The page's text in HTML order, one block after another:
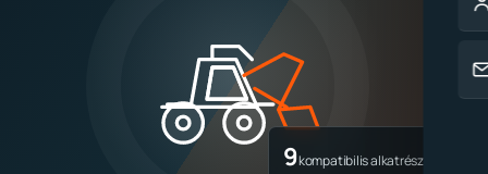
9kompatibilis alkatrész